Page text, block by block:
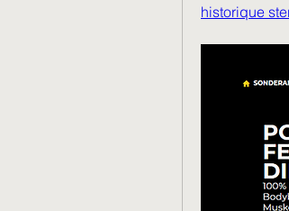
historique